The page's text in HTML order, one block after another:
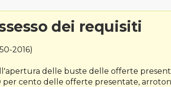
dei requisiti
2016)
delle buste delle offerte
cento delle offerte presentate,